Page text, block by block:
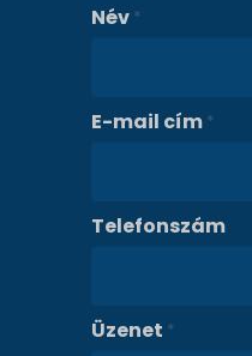
Név *
E-mail cím *
Telefonszám
Üzenet *